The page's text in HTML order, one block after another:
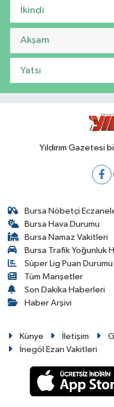
İkindi
Akşam
Yatsı
Yıldırım Gazetesi
Bursa Nöbetçi
Bursa Hava Durumu
Bursa Namaz Vakitleri
Bursa Trafik Yoğunluk
Süper Lig Puan
Tüm Manşetler
Son Dakika Haberleri
Haber Arşivi
Künye İletişim
İnegöl Ezan Vakitleri